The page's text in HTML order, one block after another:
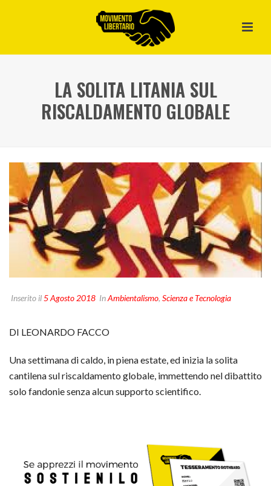
LA SOLITA LITANIA SUL
RISCALDAMENTO GLOBALE
Inserito il5 Agosto 2018 InAmbientalismo, Scienza e Tecnologia
DI LEONARDO FACCO
Una settimana di caldo, in piena estate, ed inizia la solita
cantilena sul riscaldamento globale, immettendo nel dibattito
solo fandonie senza alcun supporto scientifico.